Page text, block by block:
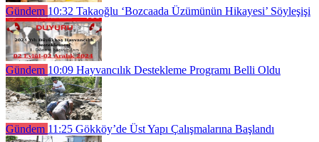
Gündem 10:32 Takaoğlu ‘Bozcaada Üzümünün Hikayesi’ Söyleşişi
Gündem 10:09 Hayvancılık Destekleme Programı Belli Oldu
Gündem 11:25 Gökköy’de Üst Yapı Çalışmalarına Başlandı